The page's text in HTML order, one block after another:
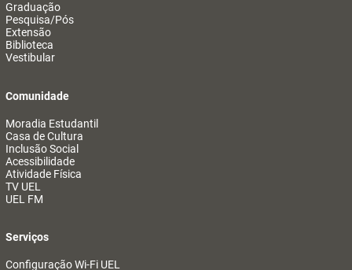
Graduação
Pesquisa/Pós
Extensão
Biblioteca
Vestibular
Comunidade
Moradia Estudantil
Casa de Cultura
Inclusão Social
Acessibilidade
Atividade Física
TV UEL
UEL FM
Serviços
Configuração Wi-Fi UEL